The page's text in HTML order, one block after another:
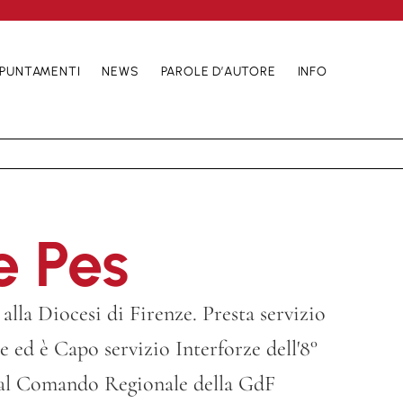
NEWS PAROLE D’AUTORE INFO
Pes
Diocesi di Firenze. Presta servizio
è Capo servizio Interforze dell'8°
Comando Regionale della GdF